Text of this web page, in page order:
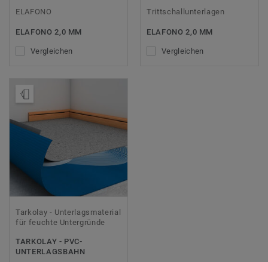
ELAFONO
ELAFONO 2,0 MM
Vergleichen
Trittschallunterlagen
ELAFONO 2,0 MM
Vergleichen
Tarkolay - Unterlagsmaterial
für feuchte Untergründe
TARKOLAY - PVC-
UNTERLAGSBAHN